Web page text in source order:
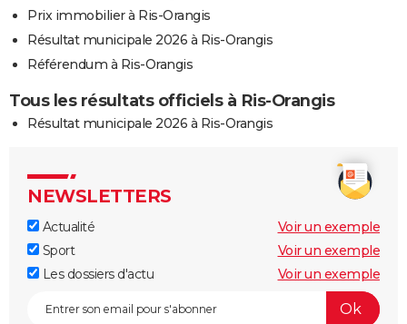
Prix immobilier à Ris-Orangis
Résultat municipale 2026 à Ris-Orangis
Référendum à Ris-Orangis
Tous les résultats officiels à Ris-Orangis
Résultat municipale 2026 à Ris-Orangis
NEWSLETTERS
Actualité
Voir un exemple
Sport
Voir un exemple
Les dossiers d'actu
Voir un exemple